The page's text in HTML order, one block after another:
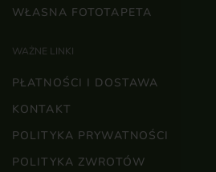
WŁASNA FOTOTAPETA
WAŻNE LINKI
PŁATNOŚCI I DOSTAWA
KONTAKT
POLITYKA PRYWATNOŚCI
POLITYKA ZWROTÓW